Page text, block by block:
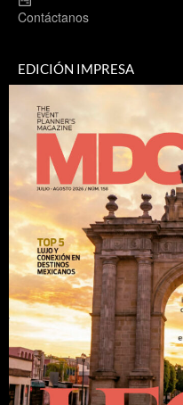
Contáctanos
EDICIÓN IMPRESA